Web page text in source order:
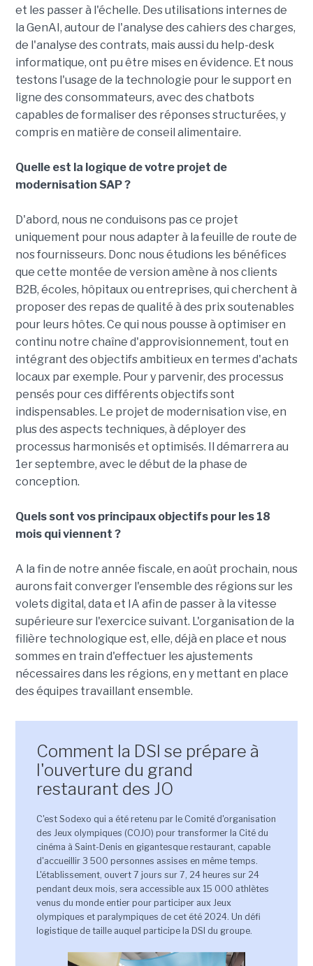
et les passer à l'échelle. Des utilisations internes de
la GenAI, autour de l'analyse des cahiers des charges,
de l'analyse des contrats, mais aussi du help-desk
informatique, ont pu être mises en évidence. Et nous
testons l'usage de la technologie pour le support en
ligne des consommateurs, avec des chatbots
capables de formaliser des réponses structurées, y
compris en matière de conseil alimentaire.
Quelle est la logique de votre projet de
modernisation SAP ?
D'abord, nous ne conduisons pas ce projet
uniquement pour nous adapter à la feuille de route de
nos fournisseurs. Donc nous étudions les bénéfices
que cette montée de version amène à nos clients
B2B, écoles, hôpitaux ou entreprises, qui cherchent à
proposer des repas de qualité à des prix soutenables
pour leurs hôtes. Ce qui nous pousse à optimiser en
continu notre chaîne d'approvisionnement, tout en
intégrant des objectifs ambitieux en termes d'achats
locaux par exemple. Pour y parvenir, des processus
pensés pour ces différents objectifs sont
indispensables. Le projet de modernisation vise, en
plus des aspects techniques, à déployer des
processus harmonisés et optimisés. Il démarrera au
1er septembre, avec le début de la phase de
conception.
Quels sont vos principaux objectifs pour les 18
mois qui viennent ?
A la fin de notre année fiscale, en août prochain, nous
aurons fait converger l'ensemble des régions sur les
volets digital, data et IA afin de passer à la vitesse
supérieure sur l'exercice suivant. L'organisation de la
filière technologique est, elle, déjà en place et nous
sommes en train d'effectuer les ajustements
nécessaires dans les régions, en y mettant en place
des équipes travaillant ensemble.
Comment la DSI se prépare à
l'ouverture du grand
restaurant des JO
C'est Sodexo qui a été retenu par le Comité d'organisation
des Jeux olympiques (COJO) pour transformer la Cité du
cinéma à Saint-Denis en gigantesque restaurant, capable
d'accueillir 3 500 personnes assises en même temps.
L'établissement, ouvert 7 jours sur 7, 24 heures sur 24
pendant deux mois, sera accessible aux 15 000 athlètes
venus du monde entier pour participer aux Jeux
olympiques et paralympiques de cet été 2024. Un défi
logistique de taille auquel participe la DSI du groupe.